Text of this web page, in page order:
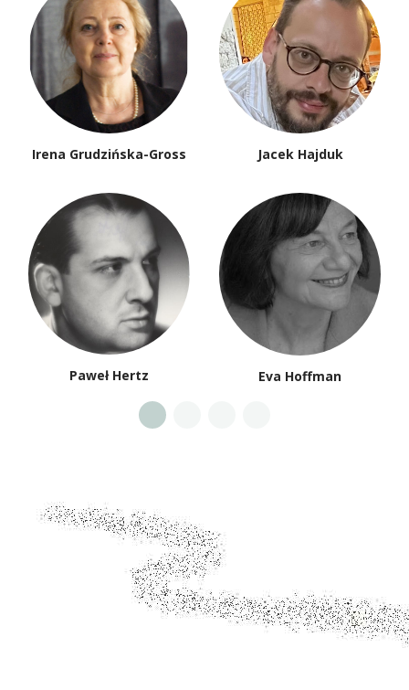
Irena Grudzińska-Gross Jacek Hajduk
Paweł Hertz Eva Hoffman